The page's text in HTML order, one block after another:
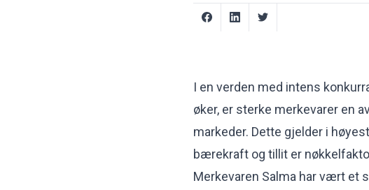
I en verden med intens
øker, er sterke merkevarer en
markeder. Dette gjelder i
bærekraft og tillit er
Merkevaren Salma har vært et